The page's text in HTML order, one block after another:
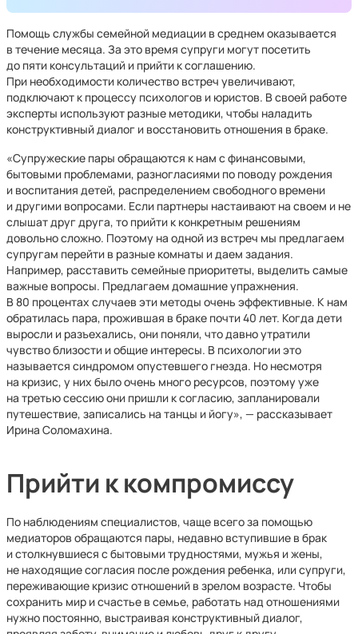
Помощь службы семейной медиации в среднем оказывается
в течение месяца. За это время супруги могут посетить
до пяти консультаций и прийти к соглашению.
При необходимости количество встреч увеличивают,
подключают к процессу психологов и юристов. В своей работе
эксперты используют разные методики, чтобы наладить
конструктивный диалог и восстановить отношения в браке.
«Супружеские пары обращаются к нам с финансовыми,
бытовыми проблемами, разногласиями по поводу рождения
и воспитания детей, распределением свободного времени
и другими вопросами. Если партнеры настаивают на своем и не
слышат друг друга, то прийти к конкретным решениям
довольно сложно. Поэтому на одной из встреч мы предлагаем
супругам перейти в разные комнаты и даем задания.
Например, расставить семейные приоритеты, выделить самые
важные вопросы. Предлагаем домашние упражнения.
В 80 процентах случаев эти методы очень эффективные. К нам
обратилась пара, прожившая в браке почти 40 лет. Когда дети
выросли и разъехались, они поняли, что давно утратили
чувство близости и общие интересы. В психологии это
называется синдромом опустевшего гнезда. Но несмотря
на кризис, у них было очень много ресурсов, поэтому уже
на третью сессию они пришли к согласию, запланировали
путешествие, записались на танцы и йогу», — рассказывает
Ирина Соломахина.
Прийти к компромиссу
По наблюдениям специалистов, чаще всего за помощью
медиаторов обращаются пары, недавно вступившие в брак
и столкнувшиеся с бытовыми трудностями, мужья и жены,
не находящие согласия после рождения ребенка, или супруги,
переживающие кризис отношений в зрелом возрасте. Чтобы
сохранить мир и счастье в семье, работать над отношениями
нужно постоянно, выстраивая конструктивный диалог,